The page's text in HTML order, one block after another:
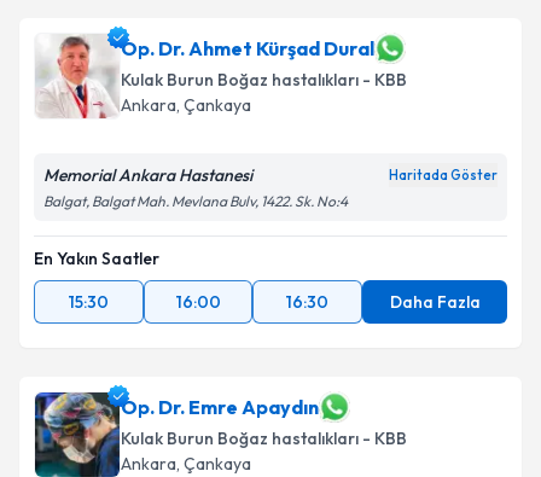
Op. Dr. Ahmet Kürşad Dural
Kulak Burun Boğaz hastalıkları - KBB
Ankara, Çankaya
Memorial Ankara Hastanesi Haritada Göster
Balgat, Balgat Mah. Mevlana Bulv, 1422. Sk. No:4
En Yakın Saatler
15:30
16:00 16:30 Daha Fazla
Op. Dr. Emre Apaydın
Kulak Burun Boğaz hastalıkları - KBB
Ankara, Çankaya